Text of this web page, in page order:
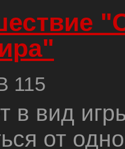
115
в вид
от